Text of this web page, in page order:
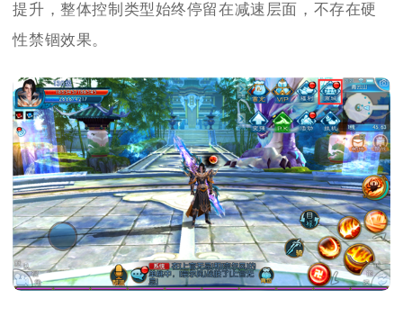
提升，整体控制类型始终停留在减速层面，不存在硬
性禁锢效果。